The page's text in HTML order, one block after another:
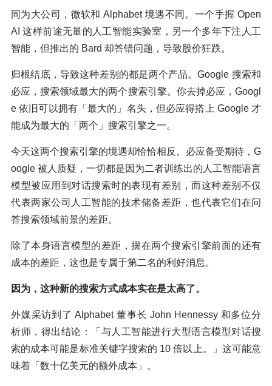
同为大公司，微软和 Alphabet 境遇不同。一个手握 Open
AI 这样前途无量的人工智能实验室，另一个多年下注人工
智能，但推出的 Bard 却答错问题，导致股价狂跌。
归根结底，导致这种差别的都是两个产品。Google 搜索和
必应，搜索领域最大的两个搜索引擎。你去掉必应，Googl
e 依旧可以拥有「最大的」名头，但必应得搭上 Google 才
能成为最大的「两个」搜索引擎之一。
今天这两个搜索引擎的境遇却恰恰相反。必应备受期待，G
oogle 被人质疑，一切都是因为二者训练出的人工智能语言
模型被应用到对话搜索时的表现有差别，而这种差别不仅
代表两家公司人工智能的技术储备差距，也代表它们在问
答搜索领域前景的差距。
除了本身语言模型的差距，摆在两个搜索引擎前面的还有
成本的差距，这也是专属于第二名的利好消息。
因为，这种新的搜索方式成本实在是太高了。
外媒采访到了 Alphabet 董事长 John Hennessy 和多位分
析师，得出结论：「与人工智能进行大型语言模型对话搜
索的成本可能是标准关键字搜索的 10 倍以上。」这可能意
味着「数十亿美元的额外成本」。